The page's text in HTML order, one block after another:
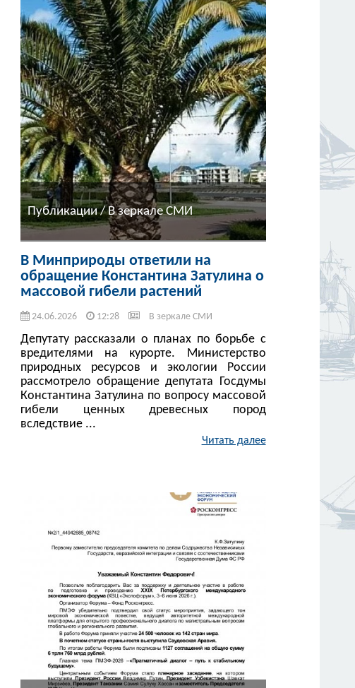
Публикации / В зеркале СМИ
В Минприроды ответили на
обращение Константина Затулина о
массовой гибели растений
24.06.2026 12:28 В зеркале СМИ
Депутату рассказали о планах по борьбе с
вредителями на курорте. Министерство
природных ресурсов и экологии России
рассмотрело обращение депутата Госдумы
Константина Затулина по вопросу массовой
гибели ценных древесных пород
вследствие ...
Читать далее